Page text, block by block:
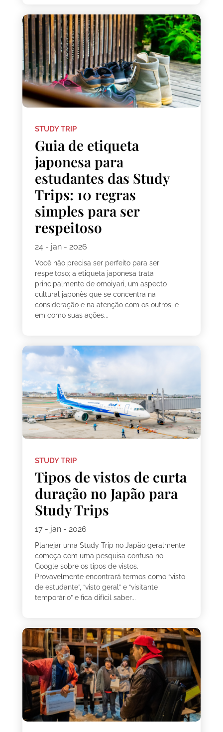
STUDY TRIP
Guia de etiqueta
japonesa para
estudantes das Study
Trips: 10 regras
simples para ser
respeitoso
24 - jan - 2026
Você não precisa ser perfeito para ser
respeitoso; a etiqueta japonesa trata
principalmente de omoiyari, um aspecto
cultural japonês que se concentra na
consideração e na atenção com os outros, e
em como suas ações...
STUDY TRIP
Tipos de vistos de curta
duração no Japão para
Study Trips
17 - jan - 2026
Planejar uma Study Trip no Japão geralmente
começa com uma pesquisa confusa no
Google sobre os tipos de vistos.
Provavelmente encontrará termos como “visto
de estudante”, “visto geral” e “visitante
temporário” e fica difícil saber...